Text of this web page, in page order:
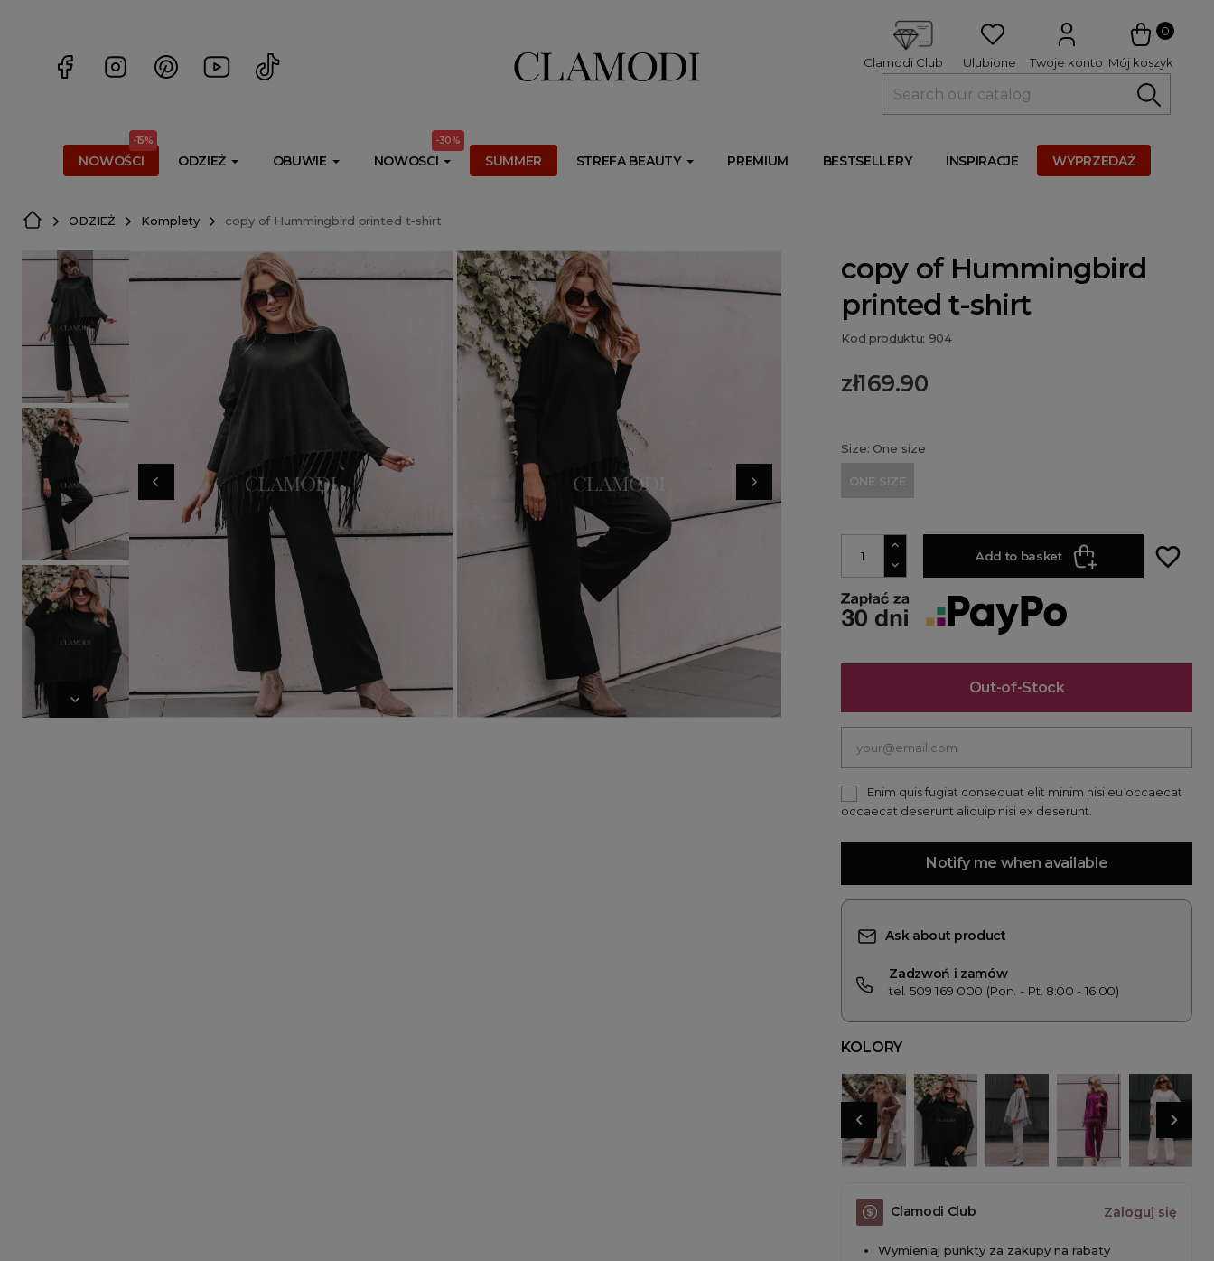
0
Mój koszyk
Twoje konto
Ulubione
Clamodi Club
NOWOŚCI
-15%
ODZIEŻ OBUWIE NOWOSCI
-30%
SUMMER STREFA BEAUTY PREMIUM BESTSELLERY INSPIRACJE WYPRZEDAŻ
ODZIEŻ Komplety copy of Hummingbird printed t-shirt
copy of Hummingbird
printed t-shirt
Kod produktu: 904
zł169.90
Size: One size
ONE SIZE
Add to basket favorite_border
Out-of-Stock
Enim quis fugiat consequat elit minim nisi eu occaecat
occaecat deserunt aliquip nisi ex deserunt.
Notify me when available
Ask about product
Zadzwoń i zamów
tel. 509 169 000 (Pon. - Pt. 8:00 - 16:00)
KOLORY
Clamodi Club Zaloguj się
Wymieniaj punkty za zakupy na rabaty